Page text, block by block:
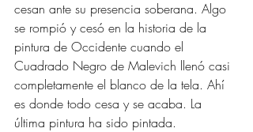
cesan ante su presencia soberana. Algo
se rompió y cesó en la historia de la
pintura de Occidente cuando el
Cuadrado Negro de Malevich llenó casi
completamente el blanco de la tela. Ahí
es donde todo cesa y se acaba. La
última pintura ha sido pintada.